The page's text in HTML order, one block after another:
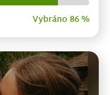
Vybráno 86 %